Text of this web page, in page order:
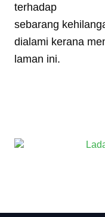
terhadap
sebarang
dialami kerana
laman ini.